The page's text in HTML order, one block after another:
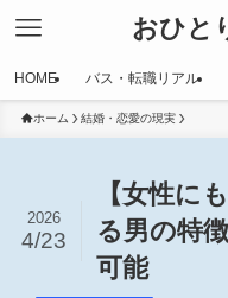
おひと
HOME バス・転職リアル
ホーム 結婚・恋愛の現実
【女性に
る男の特
可能
2026
4/23